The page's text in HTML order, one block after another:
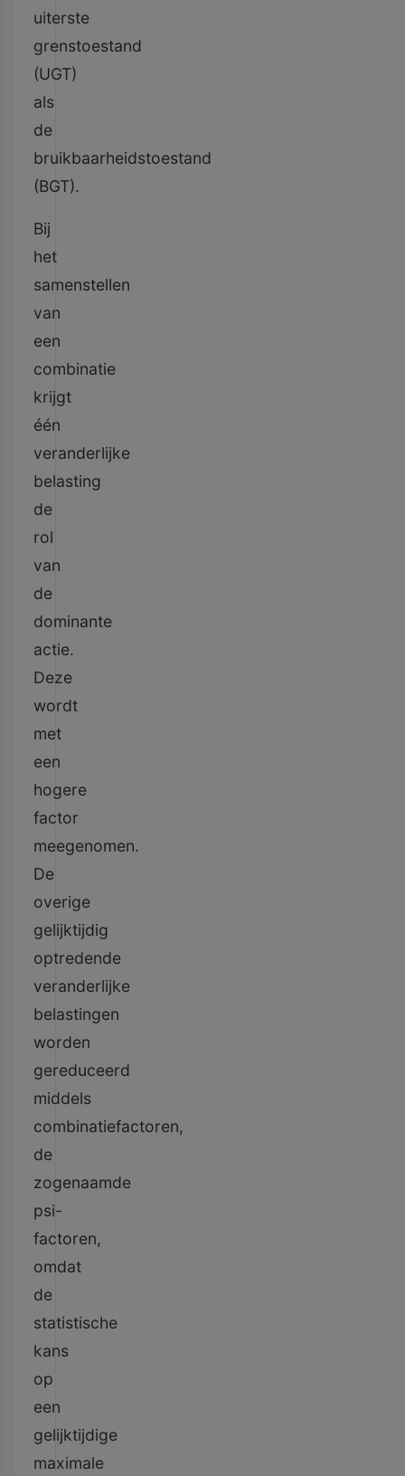
uiterste
grenstoestand
(UGT)
als
de
bruikbaarheidstoestand
(BGT).
Bij
het
samenstellen
van
een
combinatie
krijgt
één
veranderlijke
belasting
de
rol
van
de
dominante
actie.
Deze
wordt
met
een
hogere
factor
meegenomen.
De
overige
gelijktijdig
optredende
veranderlijke
belastingen
worden
gereduceerd
middels
combinatiefactoren,
de
zogenaamde
psi-
factoren,
omdat
de
statistische
kans
op
een
gelijktijdige
maximale